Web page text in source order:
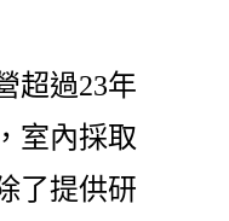
超過23年
室內採取
了提供研